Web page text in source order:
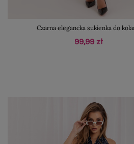
Czarna elegancka sukienka do
99,99 zł